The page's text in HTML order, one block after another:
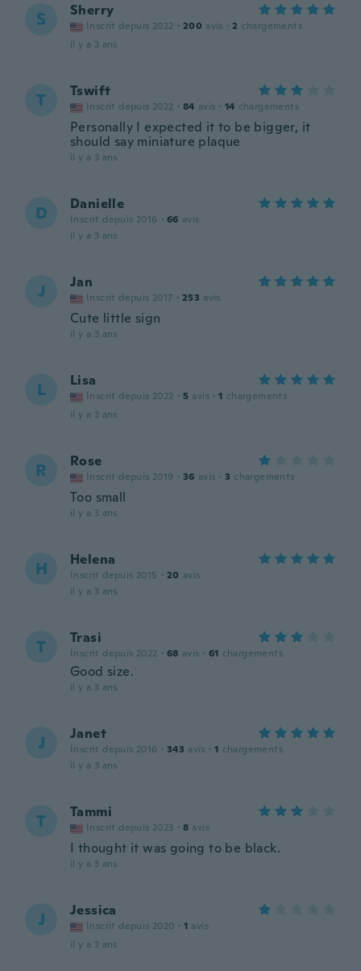
S Sherry
Inscrit depuis 2022 · 200 avis · 2 chargements
il y a 3 ans
T Tswift
Inscrit depuis 2022 · 84 avis · 14 chargements
Personally I expected it to be bigger, it
should say miniature plaque
il y a 3 ans
D Danielle
Inscrit depuis 2016 · 66 avis
il y a 3 ans
J Jan
Inscrit depuis 2017 · 253 avis
Cute little sign
il y a 3 ans
L Lisa
Inscrit depuis 2022 · 5 avis · 1 chargements
il y a 3 ans
R Rose
Inscrit depuis 2019 · 36 avis · 3 chargements
Too small
il y a 3 ans
H Helena
Inscrit depuis 2015 · 20 avis
il y a 3 ans
T Trasi
Inscrit depuis 2022 · 68 avis · 61 chargements
Good size.
il y a 3 ans
J Janet
Inscrit depuis 2016 · 343 avis · 1 chargements
il y a 3 ans
T Tammi
Inscrit depuis 2023 · 8 avis
I thought it was going to be black.
il y a 3 ans
J Jessica
Inscrit depuis 2020 · 1 avis
il y a 3 ans